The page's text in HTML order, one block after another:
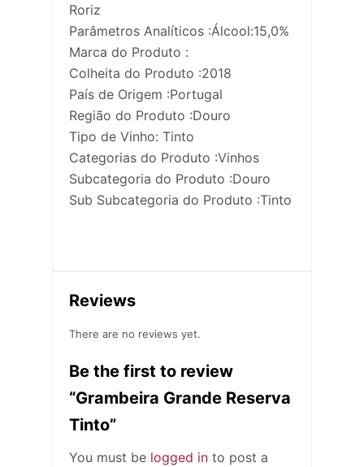
Roriz
Parâmetros Analíticos :Álcool:15,0%
Marca do Produto :
Colheita do Produto :2018
País de Origem :Portugal
Região do Produto :Douro
Tipo de Vinho: Tinto
Categorias do Produto :Vinhos
Subcategoria do Produto :Douro
Sub Subcategoria do Produto :Tinto
Reviews
There are no reviews yet.
Be the first to review
“Grambeira Grande Reserva
Tinto”
You must be logged in to post a